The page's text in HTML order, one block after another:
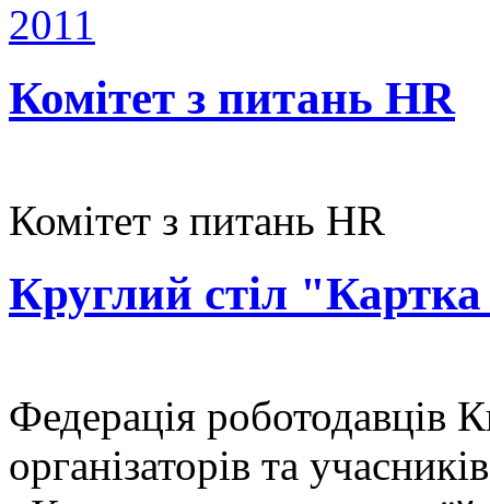
2011
Комітет з питань HR
Комітет з питань HR
Круглий стіл
Федерація роботодавців
організаторів та